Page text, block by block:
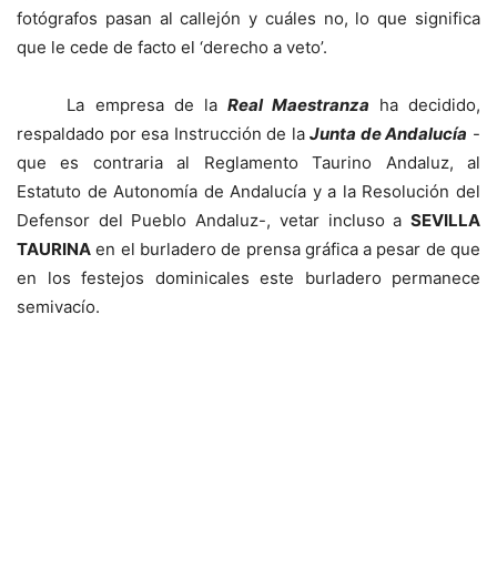
fotógrafos pasan al callejón y cuáles no, lo que significa
que le cede de facto el ‘derecho a veto’.
La empresa de la Real Maestranza ha decidido,
respaldado por esa Instrucción de laJunta de Andalucía -
que es contraria al Reglamento Taurino Andaluz, al
Estatuto de Autonomía de Andalucía y a la Resolución del
Defensor del Pueblo Andaluz-, vetar incluso a SEVILLA
TAURINA en el burladero de prensa gráfica a pesar de que
en los festejos dominicales este burladero permanece
semivacío.